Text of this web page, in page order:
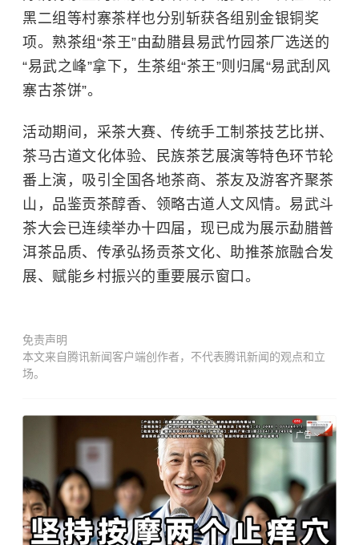
黑二组等村寨茶样也分别斩获各组别金银铜奖
项。熟茶组“茶王”由勐腊县易武竹园茶厂选送的
“易武之峰”拿下，生茶组“茶王”则归属“易武刮风
寨古茶饼”。
活动期间，采茶大赛、传统手工制茶技艺比拼、
茶马古道文化体验、民族茶艺展演等特色环节轮
番上演，吸引全国各地茶商、茶友及游客齐聚茶
山，品鉴贡茶醇香、领略古道人文风情。易武斗
茶大会已连续举办十四届，现已成为展示勐腊普
洱茶品质、传承弘扬贡茶文化、助推茶旅融合发
展、赋能乡村振兴的重要展示窗口。
免责声明
本文来自腾讯新闻客户端创作者，不代表腾讯新闻的观点和立
场。
广告